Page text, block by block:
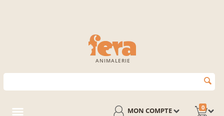
ANIMALERIE
0
MON COMPTE